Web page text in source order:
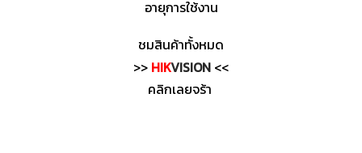
อายุการใช้งาน
ชมสินค้าทั้งหมด
>> HIKVISION <<
คลิกเลยจร้า